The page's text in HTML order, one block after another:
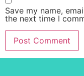
Save my name,
the next time I